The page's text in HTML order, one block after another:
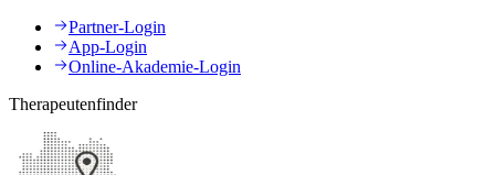
Partner-Login
App-Login
Online-Akademie-Login
Therapeutenfinder